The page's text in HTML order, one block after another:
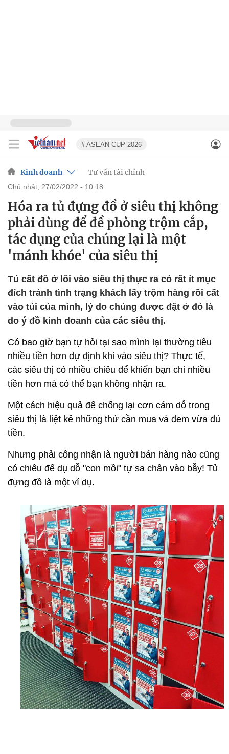
# ASEAN CUP 2026
Kinh doanh Tư vấn tài chính
chủ nhật, 27/02/2022 - 10:18
Hóa ra tủ đựng đồ ở siêu thị không
phải dùng để đề phòng trộm cắp,
tác dụng của chúng lại là một
'mánh khóe' của siêu thị
Tủ cất đồ ở lối vào siêu thị thực ra có rất ít mục
đích tránh tình trạng khách lấy trộm hàng rồi cất
vào túi của mình, lý do chúng được đặt ở đó là
do ý đồ kinh doanh của các siêu thị.
Có bao giờ bạn tự hỏi tại sao mình lại thường tiêu
nhiều tiền hơn dự định khi vào siêu thị? Thực tế,
các siêu thị có nhiều chiêu để khiến bạn chi nhiều
tiền hơn mà có thể bạn không nhận ra.
Một cách hiệu quả để chống lại cơn cám dỗ trong
siêu thị là liệt kê những thứ cần mua và đem vừa đủ
tiền.
Nhưng phải công nhận là người bán hàng nào cũng
có chiêu để dụ dỗ "con mồi" tự sa chân vào bẫy! Tủ
đựng đồ là một ví dụ.